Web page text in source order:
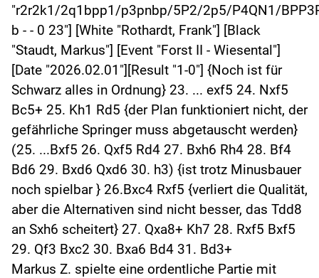
"r2r2k1/2q1bpp1/p3pnbp/5P2/2p5/P4QN1/
b - - 0 23"] [White "Rothardt, Frank"] [Black
"Staudt, Markus"] [Event "Forst II - Wiesental"]
[Date "2026.02.01"][Result "1-0"] {Noch ist für
Schwarz alles in Ordnung} 23. ... exf5 24. Nxf5
Bc5+ 25. Kh1 Rd5 {der Plan funktioniert nicht, der
gefährliche Springer muss abgetauscht werden}
(25. ...Bxf5 26. Qxf5 Rd4 27. Bxh6 Rh4 28. Bf4
Bd6 29. Bxd6 Qxd6 30. h3) {ist trotz Minusbauer
noch spielbar } 26.Bxc4 Rxf5 {verliert die Qualität,
aber die Alternativen sind nicht besser, das Tdd8
an Sxh6 scheitert} 27. Qxa8+ Kh7 28. Rxf5 Bxf5
29. Qf3 Bxc2 30. Bxa6 Bd4 31. Bd3+
Markus Z. spielte eine ordentliche Partie mit